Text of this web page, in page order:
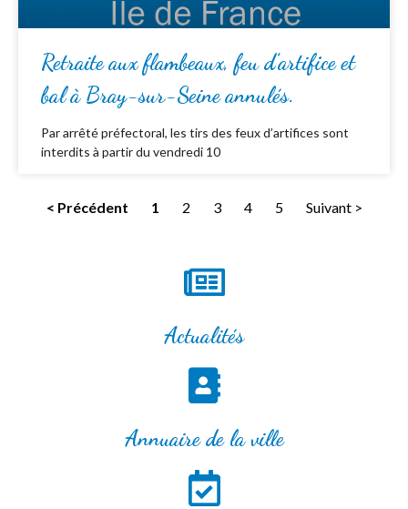
Retraite aux flambeaux, feu d’artifice et
bal à Bray-sur-Seine annulés.
Par arrêté préfectoral, les tirs des feux d’artifices sont
interdits à partir du vendredi 10
< Précédent 1 2 3 4 5 Suivant >
Actualités
Annuaire de la ville